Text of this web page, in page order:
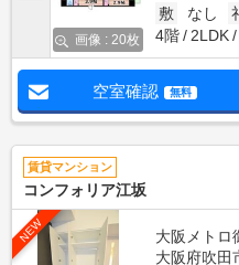
画像 : 20枚
敷
なし
4階
2LDK
空室確認 無料
賃貸マンション
コンフォリア江坂
NEW
大阪メトロ
大阪府吹田